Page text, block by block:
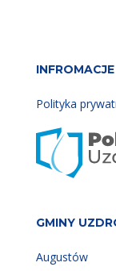
INFROMACJE
Polityka
GMINY
Augustów